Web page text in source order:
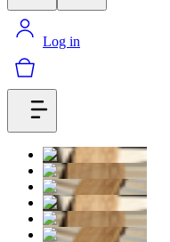
Log in